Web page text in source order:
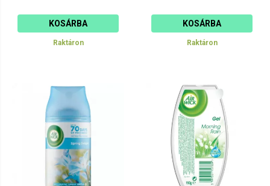
KOSÁRBA
Raktáron
KOSÁRBA
Raktáron